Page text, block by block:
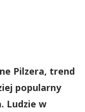
Pilzera, trend
popularny
Ludzie w